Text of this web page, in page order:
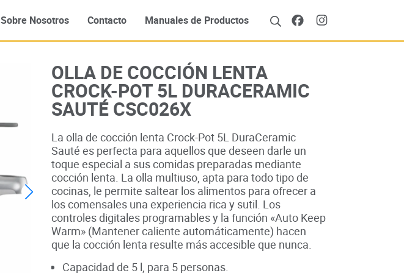
Sobre Nosotros Contacto Manuales de Productos
OLLA DE COCCIÓN LENTA
CROCK-POT 5L DURACERAMIC
SAUTÉ CSC026X
La olla de cocción lenta Crock-Pot 5L DuraCeramic
Sauté es perfecta para aquellos que deseen darle un
toque especial a sus comidas preparadas mediante
cocción lenta. La olla multiuso, apta para todo tipo de
cocinas, le permite saltear los alimentos para ofrecer a
los comensales una experiencia rica y sutil. Los
controles digitales programables y la función «Auto Keep
Warm» (Mantener caliente automáticamente) hacen
que la cocción lenta resulte más accesible que nunca.
Capacidad de 5 l, para 5 personas.